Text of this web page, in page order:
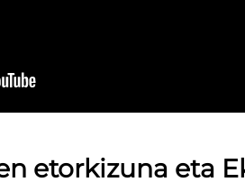
etorkizuna eta